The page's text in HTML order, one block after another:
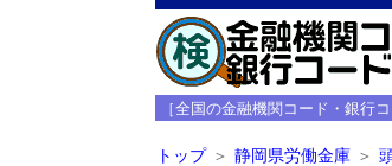
［全国の金融機関コード・銀行
トップ 静岡県労働金庫